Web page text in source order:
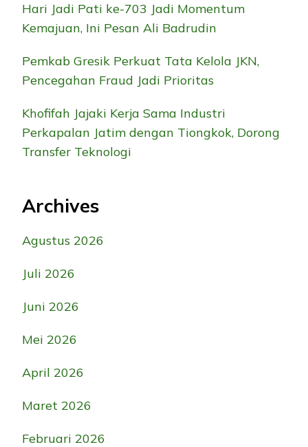
Hari Jadi Pati ke-703 Jadi Momentum
Kemajuan, Ini Pesan Ali Badrudin
Pemkab Gresik Perkuat Tata Kelola JKN,
Pencegahan Fraud Jadi Prioritas
Khofifah Jajaki Kerja Sama Industri
Perkapalan Jatim dengan Tiongkok, Dorong
Transfer Teknologi
Archives
Agustus 2026
Juli 2026
Juni 2026
Mei 2026
April 2026
Maret 2026
Februari 2026